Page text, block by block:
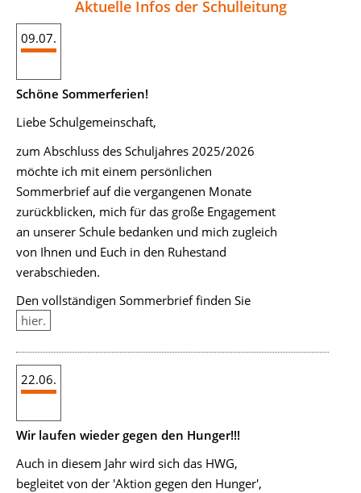
Aktuelle Infos der Schulleitung
09.07.
Schöne Sommerferien!
Liebe Schulgemeinschaft,
zum Abschluss des Schuljahres 2025/2026
möchte ich mit einem persönlichen
Sommerbrief auf die vergangenen Monate
zurückblicken, mich für das große Engagement
an unserer Schule bedanken und mich zugleich
von Ihnen und Euch in den Ruhestand
verabschieden.
Den vollständigen Sommerbrief finden Sie
hier.
22.06.
Wir laufen wieder gegen den Hunger!!!
Auch in diesem Jahr wird sich das HWG,
begleitet von der 'Aktion gegen den Hunger',